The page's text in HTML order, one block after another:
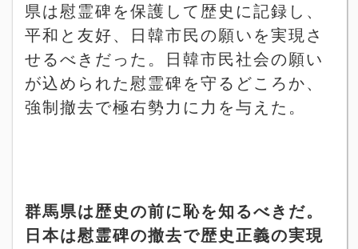
県は慰霊碑を保護して歴史に記録し、
平和と友好、日韓市民の願いを実現さ
せるべきだった。日韓市民社会の願い
が込められた慰霊碑を守るどころか、
強制撤去で極右勢力に力を与えた。
群馬県は歴史の前に恥を知るべきだ。
日本は慰霊碑の撤去で歴史正義の実現